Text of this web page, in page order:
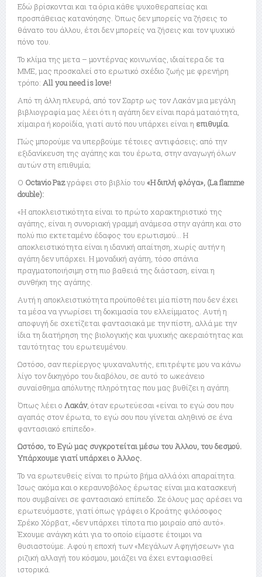
Εδώ βρίσκονται και τα όρια κάθε ψυχοθεραπείας και
προσπάθειας κατανόησης. Όπως δεν μπορείς να ζήσεις το
θάνατο του άλλου, έτσι δεν μπορείς να ζήσεις και τον ψυχικό
πόνο του.
Το κλίμα της μετα – μοντέρνας κοινωνίας, ιδιαίτερα δε τα
ΜΜΕ, μας προσκαλεί στο ερωτικό σχέδιο ζωής με φρενήρη
τρόπο: All you need is love!
Από τη άλλη πλευρά, από τον Σαρτρ ως τον Λακάν μια μεγάλη
βιβλιογραφία μας λέει ότι η αγάπη δεν είναι παρά ματαιότητα,
χίμαιρα ή κοροϊδία, γιατί αυτό που υπάρχει είναι η επιθυμία.
Πώς μπορούμε να υπερβούμε τέτοιες αντιφάσεις; από την
εξιδανίκευση της αγάπης και του έρωτα, στην αναγωγή όλων
αυτών στη επιθυμία;
Ο Octavio Pazγράφει στο βιβλίο του «Η διπλή φλόγα», (La flamme
double):
«Η αποκλειστικότητα είναι το πρώτο χαρακτηριστικό της
αγάπης, είναι η συνοριακή γραμμή ανάμεσα στην αγάπη και στο
πολύ πιο εκτεταμένο έδαφος του ερωτισμού… Η
αποκλειστικότητα είναι η ιδανική απαίτηση, χωρίς αυτήν η
αγάπη δεν υπάρχει. Η μοναδική αγάπη, τόσο σπάνια
πραγματοποιήσιμη στη πιο βαθειά της διάσταση, είναι η
συνθήκη της αγάπης.
Αυτή η αποκλειστικότητα προϋποθέτει μία πίστη που δεν έχει
τα μέσα να γνωρίσει τη δοκιμασία του ελλείμματος. Αυτή η
αποφυγή δε σχετίζεται φαντασιακά με την πίστη, αλλά με την
ίδια τη διατήρηση της βιολογικής και ψυχικής ακεραιότητας και
ταυτότητας του ερωτευμένου.
Ωστόσο, σαν περίεργος ψυχαναλυτής, επιτρέψτε μου να κάνω
λίγο τον δικηγόρο του διαβόλου, σε αυτό το ωκεάνειο
συναίσθημα απόλυτης πληρότητας που μας βυθίζει η αγάπη.
Όπως λέει ο Λακάν, όταν ερωτεύεσαι «είναι το εγώ σου που
αγαπάς στον έρωτα, το εγώ σου που γίνεται αληθινό σε ένα
φαντασιακό επίπεδο».
Ωστόσο, το Εγώ μας συγκροτείται μέσω του Άλλου, του δεσμού.
Υπάρχουμε γιατί υπάρχει ο Άλλος.
Το να ερωτευθείς είναι το πρώτο βήμα αλλά όχι απαραίτητα.
Ίσως ακόμα και ο κεραυνοβόλος έρωτας είναι μια κατασκευή
που συμβαίνει σε φαντασιακό επίπεδο. Σε όλους μας αρέσει να
ερωτευόμαστε, γιατί όπως γράφει ο Κροάτης φιλόσοφος
Σρέκο Χόρβατ, «δεν υπάρχει τίποτα πιο μοιραίο από αυτό».
Έχουμε ανάγκη κάτι για το οποίο είμαστε έτοιμοι να
θυσιαστούμε. Αφού η εποχή των «Μεγάλων Αφηγήσεων» για
ριζική αλλαγή του κόσμου, μοιάζει να έχει ενταφιασθεί
ιστορικά.